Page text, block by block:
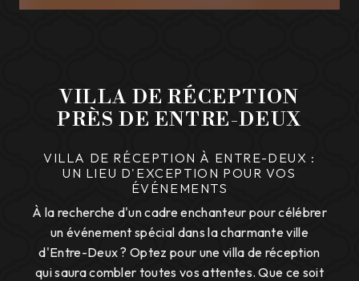
VILLA DE RÉCEPTION
PRÈS DE ENTRE-DEUX
VILLA DE RÉCEPTION À ENTRE-DEUX :
UN LIEU D'EXCEPTION POUR VOS
ÉVÉNEMENTS
À la recherche d'un cadre enchanteur pour célébrer
un événement spécial dans la charmante ville
d'Entre-Deux ? Optez pour une villa de réception
qui saura combler toutes vos attentes. Que ce soit